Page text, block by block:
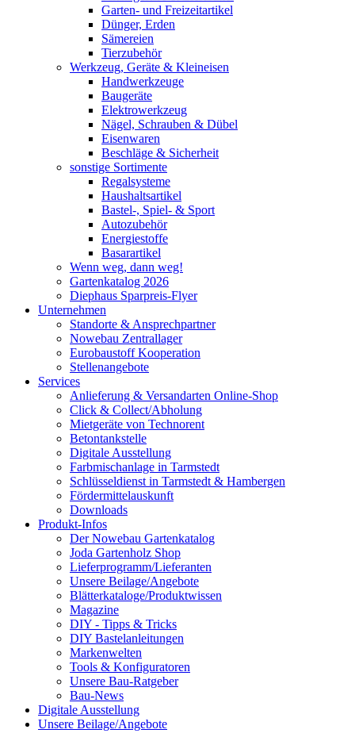
Garten- und Freizeitartikel
Dünger, Erden
Sämereien
Tierzubehör
Werkzeug, Geräte & Kleineisen
Handwerkzeuge
Baugeräte
Elektrowerkzeug
Nägel, Schrauben & Dübel
Eisenwaren
Beschläge & Sicherheit
sonstige Sortimente
Regalsysteme
Haushaltsartikel
Bastel-, Spiel- & Sport
Autozubehör
Energiestoffe
Basarartikel
Wenn weg, dann weg!
Gartenkatalog 2026
Diephaus Sparpreis-Flyer
Unternehmen
Standorte & Ansprechpartner
Nowebau Zentrallager
Eurobaustoff Kooperation
Stellenangebote
Services
Anlieferung & Versandarten Online-Shop
Click & Collect/Abholung
Mietgeräte von Technorent
Betontankstelle
Digitale Ausstellung
Farbmischanlage in Tarmstedt
Schlüsseldienst in Tarmstedt & Hambergen
Fördermittelauskunft
Downloads
Produkt-Infos
Der Nowebau Gartenkatalog
Joda Gartenholz Shop
Lieferprogramm/Lieferanten
Unsere Beilage/Angebote
Blätterkataloge/Produktwissen
Magazine
DIY - Tipps & Tricks
DIY Bastelanleitungen
Markenwelten
Tools & Konfiguratoren
Unsere Bau-Ratgeber
Bau-News
Digitale Ausstellung
Unsere Beilage/Angebote